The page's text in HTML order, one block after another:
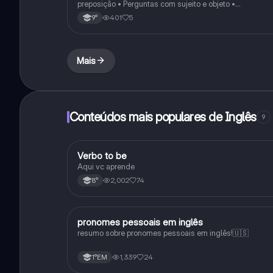
preposição • Perguntas com sujeito e objeto •
Substantivos contáveis e incontáveis • Quantificadores
(some, any, much, many…) • Adjetivos extremos
9° 401 5
Mais
Conteúdos mais populares de Inglês 9
Inglês
Verbo to be
Aqui vc aprende
8° 2,002 74
Inglês
pronomes pessoais em inglês
resumo sobre pronomes pessoais em inglês!🇺🇸
1°EM 1,339 24